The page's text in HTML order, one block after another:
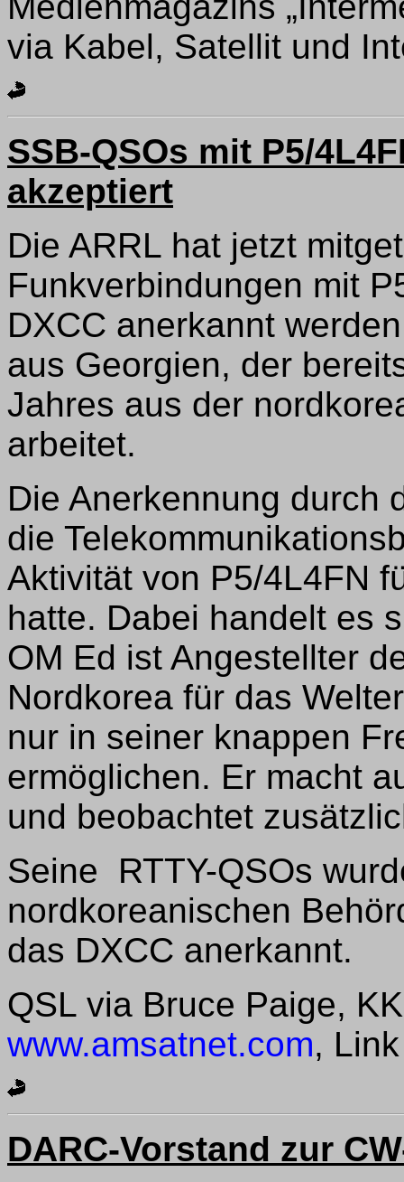
via Kabel, Satellit und
SSB-QSOs mit P5/
akzeptiert
Die ARRL hat jetzt
Funkverbindungen mit
DXCC anerkannt
aus Georgien, der
Jahres aus der
arbeitet.
Die Anerkennung durch
die
Aktivität von P5/4L4FN
hatte. Dabei handelt es
OM Ed ist Angestellter
Nordkorea für das
nur in seiner knappen
ermöglichen. Er macht
und beobachtet
Seine RTTY-QSOs
nordkoreanischen
das DXCC anerkannt.
QSL via Bruce Paige,
www.amsatnet.com,
DARC-Vorstand zur